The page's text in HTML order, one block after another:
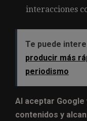
interacciones
Te puede
producir más
periodismo
Al aceptar
contenidos y